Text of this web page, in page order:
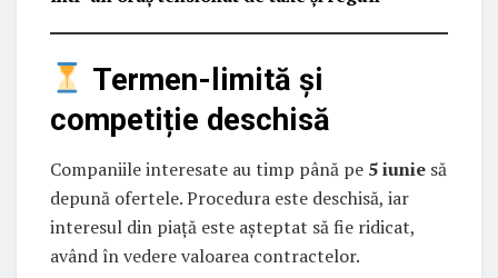
Termen-limită și
competiție deschisă
Companiile interesate au timp până pe 5 iunie să
depună ofertele. Procedura este deschisă, iar
interesul din piață este așteptat să fie ridicat,
având în vedere valoarea contractelor.